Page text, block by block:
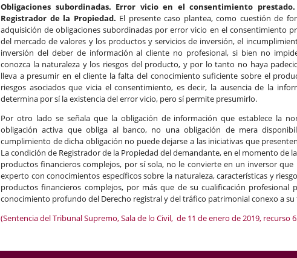
Obligaciones subordinadas. Error vicio en el consentimiento
Registrador de la Propiedad. El presente caso plantea, como cuestión de
adquisición de obligaciones subordinadas por error vicio en el consentimiento
del mercado de valores y los productos y servicios de inversión, el
inversión del deber de información al cliente no profesional, si bien no
conozca la naturaleza y los riesgos del producto, y por lo tanto no haya
lleva a presumir en el cliente la falta del conocimiento suficiente sobre el
riesgos asociados que vicia el consentimiento, es decir, la ausencia de la
determina por sí la existencia del error vicio, pero sí permite presumirlo.
Por otro lado se señala que la obligación de información que establece la
obligación activa que obliga al banco, no una obligación de mera
cumplimiento de dicha obligación no puede dejarse a las iniciativas que
La condición de Registrador de la Propiedad del demandante, en el momento de
productos financieros complejos, por sí sola, no le convierte en un inversor que
experto con conocimientos específicos sobre la naturaleza, características y
productos financieros complejos, por más que de su cualificación profesional
conocimiento profundo del Derecho registral y del tráfico patrimonial conexo a
(Sentencia del Tribunal Supremo, Sala de lo Civil, de 11 de enero de 2019, recurso